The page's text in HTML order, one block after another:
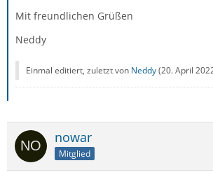
Mit freundlichen Grüßen
Neddy
Einmal editiert, zuletzt von Neddy(20. April
nowar
Mitglied